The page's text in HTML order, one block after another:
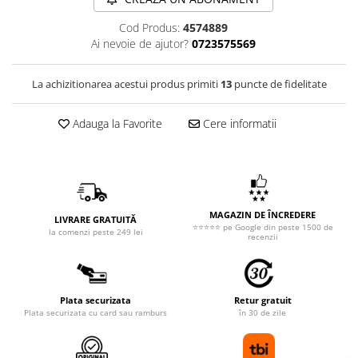
Cod Produs: 4574889
Ai nevoie de ajutor? 0723575569
La achizitionarea acestui produs primiti 13puncte de fidelitate
Adauga la Favorite Cere informatii
LIVRARE GRATUITĂ
la comenzi peste 249 lei
MAGAZIN DE ÎNCREDERE
⭐⭐⭐⭐⭐ pe Google din peste 1500 de
recenzii
Plata securizata
Plata securizata cu card sau ramburs
Retur gratuit
în 30 de zile